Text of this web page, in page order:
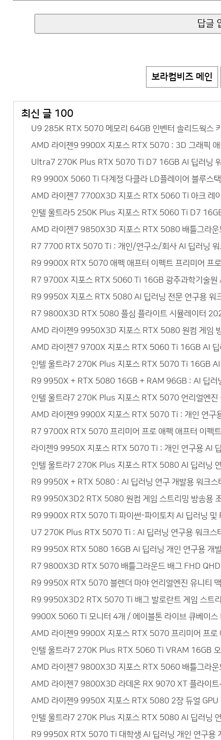
보라컴비즈 메인
최신 글 100
U9 285K RTX 5070 메모리 64GB 인벤터 솔리드웍스
AMD 라이젠9 9900X 지포스 RTX 5070 : 3D 그래픽 애
Ultra7 270K Plus RTX 5070 Ti D7 16GB AI 딥러닝 워
R9 9900X 5060 Ti 다계정 다클라 LD플레이어 블루스
AMD 라이젠7 7700X3D 지포스 RTX 5060 Ti 아크 레
인텔 울트라5 250K Plus 지포스 RTX 5060 Ti D7
AMD 라이젠7 9850X3D 지포스 RTX 5080 배틀그라운
R7 7700 RTX 5070 Ti : 개인/연구소/회사 AI 딥러닝 워
R9 9900X RTX 5070 애펙 애프터 이펙트 프리미어 프
R7 9700X 지포스 RTX 5060 Ti 16GB 광주과학기술원
R9 9950X 지포스 RTX 5080 AI 딥러닝 전문 연구용 워
R7 9800X3D RTX 5080 플심 플라이트 시뮬레이터
AMD 라이젠9 9950X3D 지포스 RTX 5080 원컴 게임
AMD 라이젠7 9700X 지포스 RTX 5060 Ti 16GB AI 딥
인텔 울트라7 270K Plus 지포스 RTX 5070 Ti 16GB AI
R9 9950X + RTX 5080 16GB + RAM 96GB : AI 딥러
인텔 울트라7 270K Plus 지포스 RTX 5070 언리얼엔진
AMD 라이젠9 9900X 지포스 RTX 5070 Ti : 개인 연구
R7 9700X RTX 5070 프리미어 프로 애펙 애프터 이펙
라이젠9 9950X 지포스 RTX 5070 Ti : 개인 연구용 AI
인텔 울트라7 270K Plus 지포스 RTX 5080 AI 딥러닝
R9 9950X + RTX 5080 : AI 딥러닝 연구 개발용 워크스
R9 9950X3D2 RTX 5080 원컴 게임 스트리밍 방송용
R9 9900X RTX 5070 Ti 파이썬-파이토치 AI 딥러닝 및
U7 270K Plus RTX 5070 Ti : AI 딥러닝 연구용 워크스
R9 9950X RTX 5080 16GB AI 딥러닝 개인 연구용 개
R7 9800X3D RTX 5070 배틀그라운드 배그 FHD QHD
R9 9950X RTX 5070 블렌더 마야 언리얼엔진 유니티
R9 9950X3D2 RTX 5070 Ti 배그 발로란트 게임 스트
9900X 5060 Ti 모니터 4개 / 에이블톤 라이브 큐베이스
AMD 라이젠9 9900X 지포스 RTX 5070 프리미어 프로
인텔 울트라7 270K Plus RTX 5060 Ti VRAM 16GB 오
AMD 라이젠7 9800X3D 지포스 RTX 5060 배틀그라운
AMD 라이젠7 9800X3D 라데온 RX 9070 XT 플라이트
AMD 라이젠9 9950X 지포스 RTX 5080 2장 듀얼 GPU
인텔 울트라7 270K Plus 지포스 RTX 5080 AI 딥러닝
R9 9950X RTX 5070 Ti 대학생 AI 딥러닝 개인 연구용